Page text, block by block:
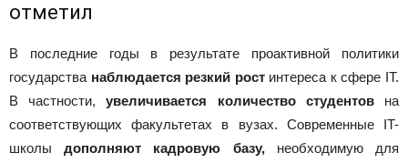
отметил
В последние годы в результате проактивной политики
государства наблюдается резкий ростинтереса к сфере ІТ.
В частности,увеличивается количество студентов на
соответствующих факультетах в вузах. Современные IT-
школыдополняют кадровую базу, необходимую для